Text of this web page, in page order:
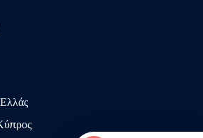
Ελλάς